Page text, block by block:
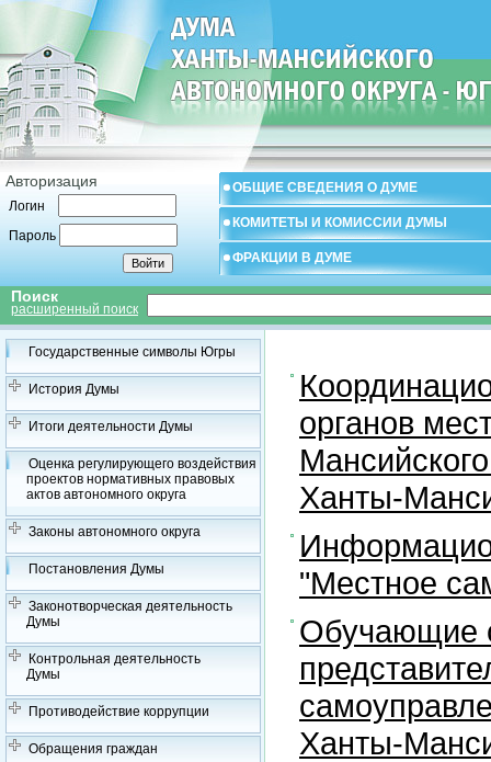
Авторизация
Логин
Пароль
ОБЩИЕ СВЕДЕНИЯ О ДУМЕ
КОМИТЕТЫ И КОМИССИИ ДУМЫ
ФРАКЦИИ В ДУМЕ
Поиск
расширенный поиск
Государственные символы Югры
История Думы
Итоги деятельности Думы
Оценка регулирующего воздействия
проектов нормативных правовых
актов автономного округа
Законы автономного округа
Постановления Думы
Законотворческая деятельность
Думы
Контрольная деятельность
Думы
Противодействие коррупции
Обращения граждан
органов
Ханты-
"Местное
Обучающие
Ханты-